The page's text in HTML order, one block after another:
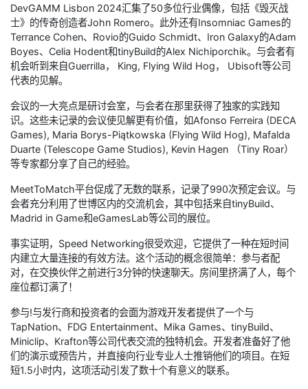
DevGAMM Lisbon 2024汇集了50多位行业偶像，包括《毁灭战
士》的传奇创造者John Romero。此外还有Insomniac Games的
Terrance Cohen、Rovio的Guido Schmidt、Iron Galaxy的Adam
Boyes、Celia Hodent和tinyBuild的Alex Nichiporchik。与会者有
机会听到来自Guerrilla， King, Flying Wild Hog， Ubisoft等公司
代表的见解。
会议的一大亮点是研讨会室，与会者在那里获得了独家的实践知
识。这些未记录的会议使见解更有价值，如Afonso Ferreira (DECA
Games), Maria Borys-Piątkowska (Flying Wild Hog), Mafalda
Duarte (Telescope Game Studios), Kevin Hagen （Tiny Roar）
等专家都分享了自己的经验。
MeetToMatch平台促成了无数的联系，记录了990次预定会议。与
会者充分利用了世博区内的交流机会，其中包括来自tinyBuild、
Madrid in Game和eGamesLab等公司的展位。
事实证明，Speed Networking很受欢迎，它提供了一种在短时间
内建立大量连接的有效方法。这个活动的概念很简单：参与者配
对，在交换伙伴之前进行3分钟的快速聊天。房间里挤满了人，每个
座位都订满了！
参与!与发行商和投资者的会面为游戏开发者提供了一个与
TapNation、FDG Entertainment、Mika Games、tinyBuild、
Miniclip、Krafton等公司代表交流的独特机会。开发者准备好了他
们的演示或预告片，并直接向行业专业人士推销他们的项目。在短
短1.5小时内，这项活动引发了数十个有意义的联系。